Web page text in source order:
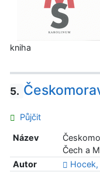
kniha
5.
Půjčit
Název
Čech a
Autor
Hocek,